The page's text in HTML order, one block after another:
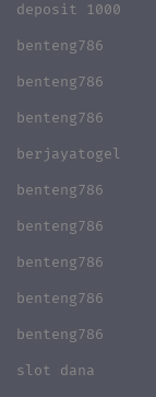
deposit 1000
benteng786
benteng786
benteng786
berjayatogel
benteng786
benteng786
benteng786
benteng786
benteng786
slot dana